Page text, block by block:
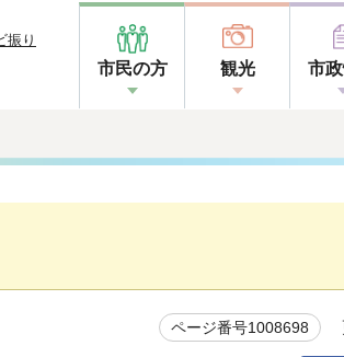
振り
市民の方 観光 市
ページ番号1008698